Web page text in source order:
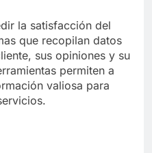
la satisfacción del
que recopilan datos
sus opiniones y su
permiten a
valiosa para